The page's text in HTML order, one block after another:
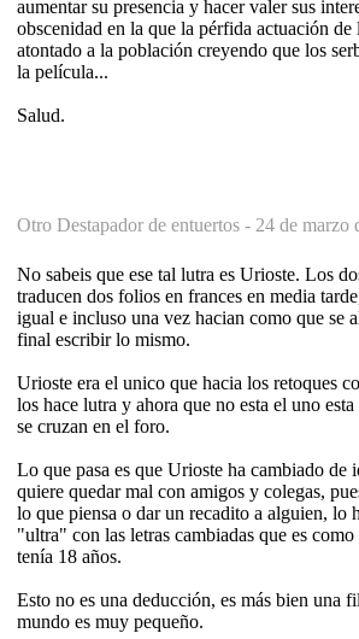
aumentar su presencia y hacer valer sus
obscenidad en la que la pérfida actuación de
atontado a la población creyendo que los
la película...
Salud.
Otro Destapador de entuertos - 24 de marzo
No sabeis que ese tal lutra es Urioste. Los
traducen dos folios en frances en media
igual e incluso una vez hacian como que se
final escribir lo mismo.
Urioste era el unico que hacia los retoques
los hace lutra y ahora que no esta el uno
se cruzan en el foro.
Lo que pasa es que Urioste ha cambiado de
quiere quedar mal con amigos y colegas,
lo que piensa o dar un recadito a alguien, lo
"ultra" con las letras cambiadas que es
tenía 18 años.
Esto no es una deducción, es más bien una
mundo es muy pequeño.